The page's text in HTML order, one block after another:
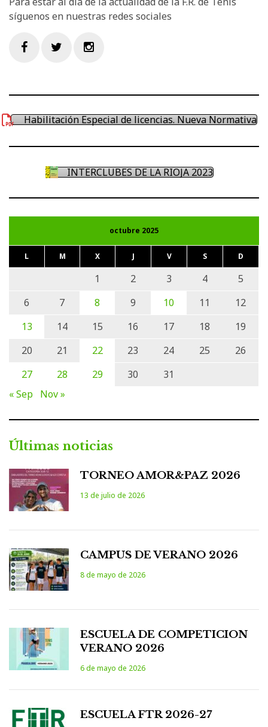
síguenos en nuestras redes sociales
Habilitación Especial de licencias. Nueva Normativa
INTERCLUBES DE LA RIOJA 2023
octubre 2025
L M X J V S D
1 2 3 4
5
6
7 8 9 10 11
12
13
14 15 16 17 18
19
20
21 22 23 24 25
26
27
28 29 30
31
« Sep Nov »
Últimas noticias
TORNEO AMOR&PAZ 2026
13 de julio de 2026
CAMPUS DE VERANO 2026
8 de mayo de 2026
ESCUELA DE COMPETICION
VERANO 2026
6 de mayo de 2026
ESCUELA FTR 2026-27